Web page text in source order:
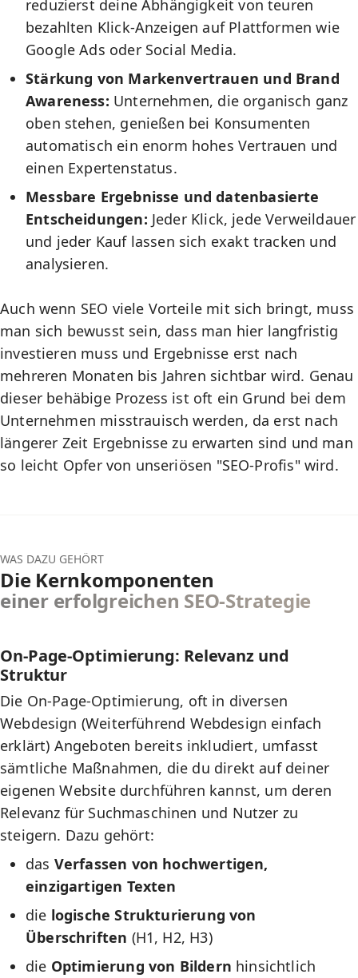
reduzierst deine Abhängigkeit von teuren
bezahlten Klick-Anzeigen auf Plattformen wie
Google Ads oder Social Media.
Stärkung von Markenvertrauen und Brand
Awareness: Unternehmen, die organisch ganz
oben stehen, genießen bei Konsumenten
automatisch ein enorm hohes Vertrauen und
einen Expertenstatus.
Messbare Ergebnisse und datenbasierte
Entscheidungen: Jeder Klick, jede Verweildauer
und jeder Kauf lassen sich exakt tracken und
analysieren.
Auch wenn SEO viele Vorteile mit sich bringt, muss
man sich bewusst sein, dass man hier langfristig
investieren muss und Ergebnisse erst nach
mehreren Monaten bis Jahren sichtbar wird. Genau
dieser behäbige Prozess ist oft ein Grund bei dem
Unternehmen misstrauisch werden, da erst nach
längerer Zeit Ergebnisse zu erwarten sind und man
so leicht Opfer von unseriösen "SEO-Profis" wird.
WAS DAZU GEHÖRT
Die Kernkomponenten
einer erfolgreichen SEO-Strategie
On-Page-Optimierung: Relevanz und
Struktur
Die On-Page-Optimierung, oft in diversen
Webdesign (Weiterführend Webdesign einfach
erklärt) Angeboten bereits inkludiert, umfasst
sämtliche Maßnahmen, die du direkt auf deiner
eigenen Website durchführen kannst, um deren
Relevanz für Suchmaschinen und Nutzer zu
steigern. Dazu gehört:
das Verfassen von hochwertigen,
einzigartigen Texten
die logische Strukturierung von
Überschriften (H1, H2, H3)
die Optimierung von Bildern hinsichtlich